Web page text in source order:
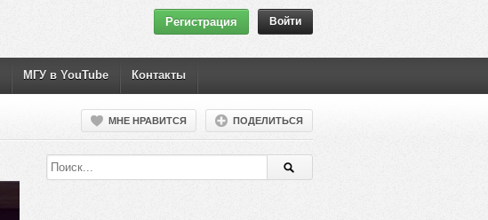
Регистрация Войти
МГУ в YouTube Контакты
МНЕ НРАВИТСЯ ПОДЕЛИТЬСЯ